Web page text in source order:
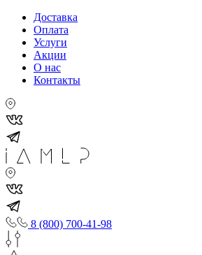
Доставка
Оплата
Услуги
Акции
О нас
Контакты
8 (800) 700-41-98